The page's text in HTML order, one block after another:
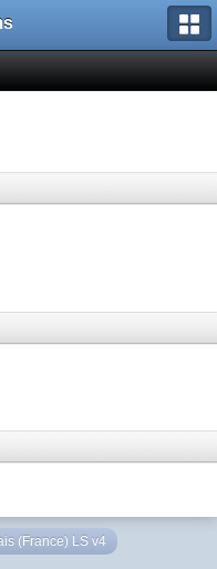
(France) LS v4